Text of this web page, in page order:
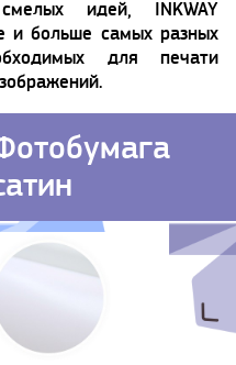
идей, INKWAY
и больше самых разных
для печати